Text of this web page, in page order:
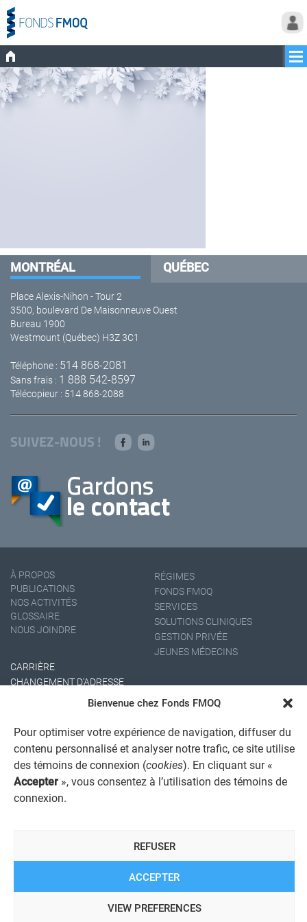
Bienvenue chez Fonds FMOQ
Pour optimiser votre expérience de navigation, diffuser du
contenu personnalisé et analyser notre trafic, ce site utilise
des témoins de connexion (cookies). En cliquant sur «
Accepter », vous consentez à l’utilisation des témoins de
connexion.
ACCEPTER
REFUSER
VIEW PREFERENCES
MONTRÉAL QUÉBEC
Place Alexis-Nihon - Tour 2
3500, boulevard De Maisonneuve Ouest
Bureau 1900
Westmount (Québec) H3Z 3C1
Téléphone : 514 868-2081
Sans frais : 1 888 542-8597
Télécopieur : 514 868-2088
SUIVEZ-NOUS !
À PROPOS
PUBLICATIONS
NOS ACTIVITÉS
GLOSSAIRE
NOUS JOINDRE
RÉGIMES
FONDS FMOQ
SERVICES
SOLUTIONS CLINIQUES
GESTION PRIVÉE
JEUNES MÉDECINS
CARRIÈRE
CHANGEMENT D'ADRESSE
AVIS JURIDIQUE GÉNÉRAL
POLITIQUE DE TRAITEMENT DES PLAINTES
REGISTRE DES CONFLITS D'INTÉRÊTS